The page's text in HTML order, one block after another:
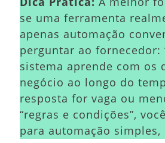
se uma ferramenta
apenas automação
perguntar ao fornecedor:
sistema aprende com os
negócio ao longo do
resposta for vaga ou
“regras e condições”,
para automação simples,